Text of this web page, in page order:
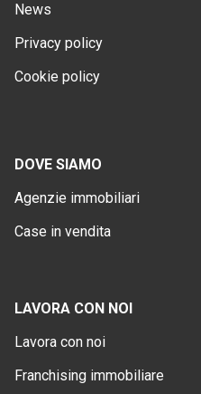
News
Privacy policy
Cookie policy
DOVE SIAMO
Agenzie immobiliari
Case in vendita
LAVORA CON NOI
Lavora con noi
Franchising immobiliare